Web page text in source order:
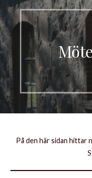
På den här sidan